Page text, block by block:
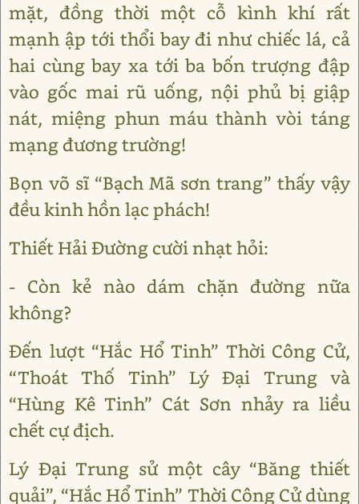
mặt, đồng thời một cỗ kình khí rất
mạnh ập tới thổi bay đi như chiếc lá, cả
hai cùng bay xa tới ba bốn trượng đập
vào gốc mai rũ uống, nội phủ bị giập
nát, miệng phun máu thành vòi táng
mạng đương trường!
Bọn võ sĩ “Bạch Mã sơn trang” thấy vậy
đều kinh hồn lạc phách!
Thiết Hải Đường cười nhạt hỏi:
- Còn kẻ nào dám chặn đường nữa
không?
Đến lượt “Hắc Hổ Tinh” Thời Công Cử,
“Thoát Thố Tinh” Lý Đại Trung và
“Hùng Kê Tinh” Cát Sơn nhảy ra liều
chết cự địch.
Lý Đại Trung sử một cây “Băng thiết
quải”, “Hắc Hổ Tinh” Thời Công Cử dùng